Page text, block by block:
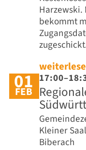
bekommt
01
FEB
Kleiner
Biberach